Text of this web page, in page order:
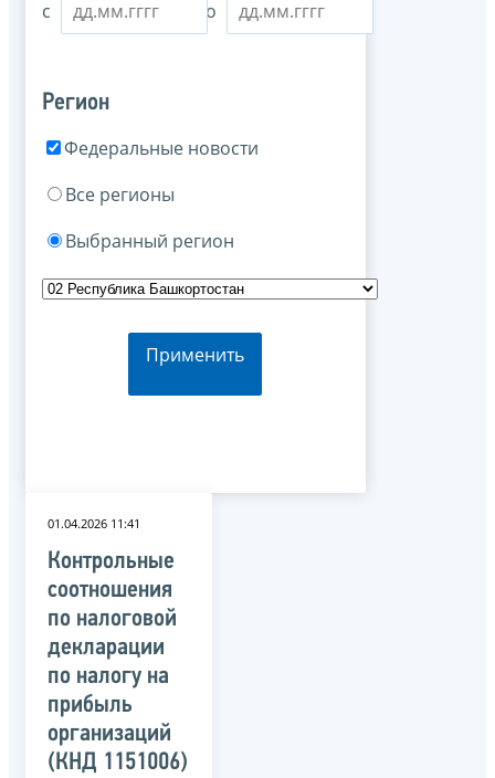
с по
Регион
Федеральные новости
Все регионы
Выбранный регион
Применить
01.04.2026 11:41
Контрольные
соотношения
по налоговой
декларации
по налогу на
прибыль
организаций
(КНД 1151006)